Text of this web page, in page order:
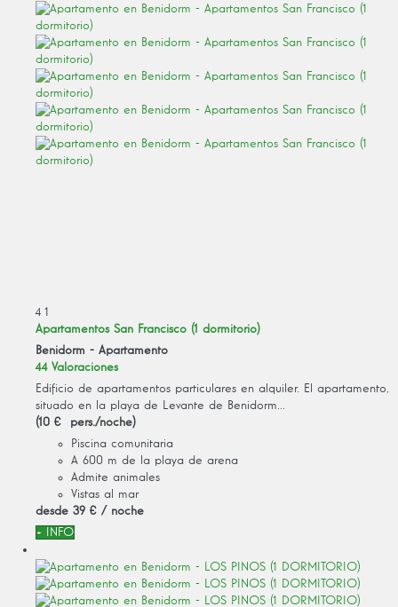
4 1
Apartamentos San Francisco (1 dormitorio)
Benidorm - Apartamento
44 Valoraciones
Edificio de apartamentos particulares en alquiler. El apartamento,
situado en la playa de Levante de Benidorm...
(10 € pers./noche)
Piscina comunitaria
A 600 m de la playa de arena
Admite animales
Vistas al mar
desde 39 € / noche
+ INFO